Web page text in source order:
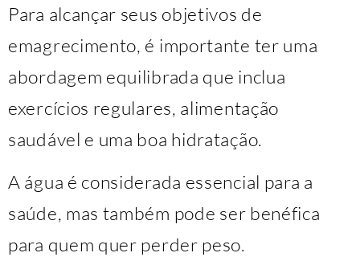
Para alcançar seus objetivos de
emagrecimento, é importante ter uma
abordagem equilibrada que inclua
exercícios regulares, alimentação
saudável e uma boa hidratação.
A água é considerada essencial para a
saúde, mas também pode ser benéfica
para quem quer perder peso.